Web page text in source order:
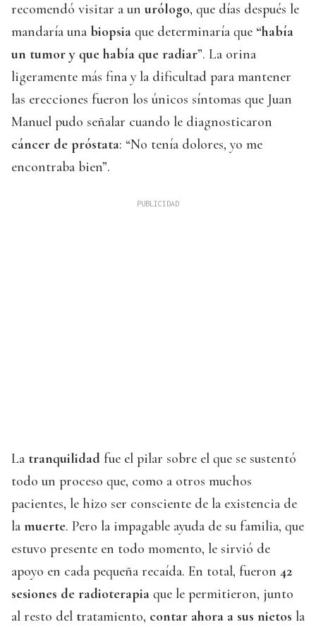
recomendó visitar a un urólogo, que días después le
mandaría una biopsia que determinaría que “había
un tumor y que había que radiar”. La orina
ligeramente más fina y la dificultad para mantener
las erecciones fueron los únicos síntomas que Juan
Manuel pudo señalar cuando le diagnosticaron
cáncer de próstata: “No tenía dolores, yo me
encontraba bien”.
La tranquilidad fue el pilar sobre el que se sustentó
todo un proceso que, como a otros muchos
pacientes, le hizo ser consciente de la existencia de
la muerte. Pero la impagable ayuda de su familia, que
estuvo presente en todo momento, le sirvió de
apoyo en cada pequeña recaída. En total, fueron 42
sesiones de radioterapia que le permitieron, junto
al resto del tratamiento, contar ahora a sus nietos la